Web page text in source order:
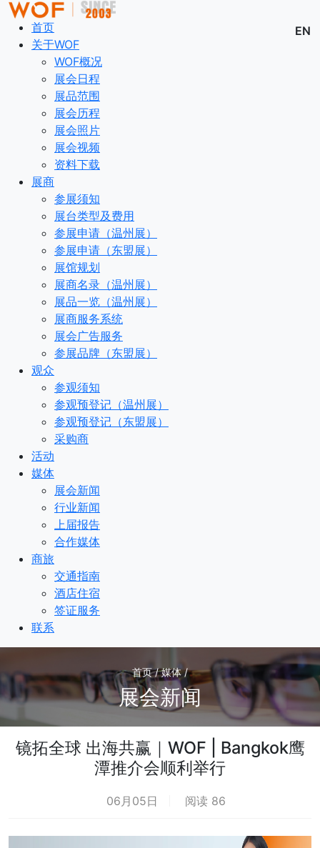
EN
首页
关于WOF
WOF概况
展会日程
展品范围
展会历程
展会照片
展会视频
资料下载
展商
参展须知
展台类型及费用
参展申请（温州展）
参展申请（东盟展）
展馆规划
展商名录（温州展）
展品一览（温州展）
展商服务系统
展会广告服务
参展品牌（东盟展）
观众
参观须知
参观预登记（温州展）
参观预登记（东盟展）
采购商
活动
媒体
展会新闻
行业新闻
上届报告
合作媒体
商旅
交通指南
酒店住宿
签证服务
联系
首页 / 媒体 /
展会新闻
镜拓全球 出海共赢｜WOF | Bangkok鹰
潭推介会顺利举行
06月05日 阅读 86